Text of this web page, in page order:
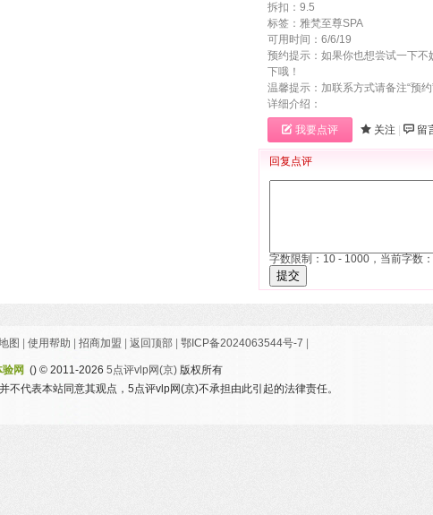
拆扣：9.5
标签：雅梵至尊SPA‌
可用时间：6/6/19
预约提示：如果你也想尝试一下不
下哦！
温馨提示：加联系方式请备注“预约
详细介绍：
我要点评 关注 留
回复点评
字数限制：10 - 1000，当前字数：
提交
图 使用帮助 招商加盟 返回顶部 鄂ICP备2024063544号-7
网 () © 2011-2026 5点评vlp网(京) 版权所有
不代表本站同意其观点，5点评vlp网(京)不承担由此引起的法律责任。